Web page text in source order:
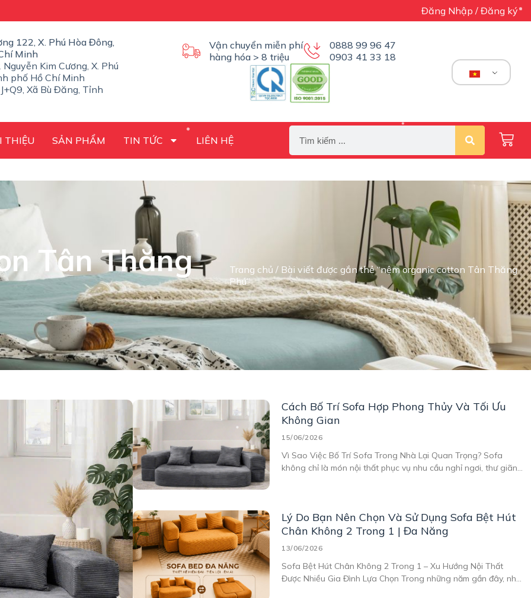
Đăng Nhập / Đăng ký
122, X. Phú Hòa Đông,
Minh
Kim Cương, X. Phú
phố Hồ Chí Minh
Xã Bù Đăng, Tỉnh
Vận chuyển miễn phí
hàng hóa > 8 triệu
0888 99 96 47
0903 41 33 18
THIỆU SẢN PHẨM TIN TỨC LIÊN HỆ
Tân Thăng Trang chủ / Bài viết được gắn thẻ “nệm organic cotton Tân Thăng
Phú”
Cách Bố Trí Sofa Hợp Phong Thủy Và Tối Ưu
Không Gian
15/06/2026
Vì Sao Việc Bố Trí Sofa Trong Nhà Lại Quan Trọng? Sofa
không chỉ là món nội thất phục vụ nhu cầu nghỉ ngơi, thư giãn
Lý Do Bạn Nên Chọn Và Sử Dụng Sofa Bệt Hút
Chân Không 2 Trong 1 | Đa Năng
13/06/2026
Sofa Bệt Hút Chân Không 2 Trong 1 – Xu Hướng Nội Thất
Được Nhiều Gia Đình Lựa Chọn Trong những năm gần đây, nhu